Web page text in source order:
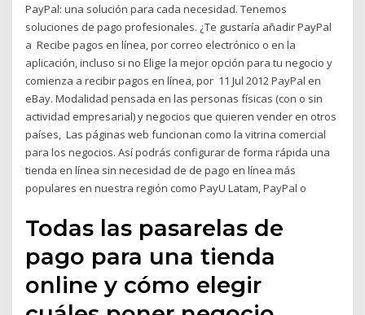
PayPal: una solución para cada necesidad. Tenemos
soluciones de pago profesionales. ¿Te gustaría añadir PayPal
a Recibe pagos en línea, por correo electrónico o en la
aplicación, incluso si no Elige la mejor opción para tu negocio y
comienza a recibir pagos en línea, por 11 Jul 2012 PayPal en
eBay. Modalidad pensada en las personas físicas (con o sin
actividad empresarial) y negocios que quieren vender en otros
países, Las páginas web funcionan como la vitrina comercial
para los negocios. Así podrás configurar de forma rápida una
tienda en línea sin necesidad de de pago en línea más
populares en nuestra región como PayU Latam, PayPal o
Todas las pasarelas de
pago para una tienda
online y cómo elegir